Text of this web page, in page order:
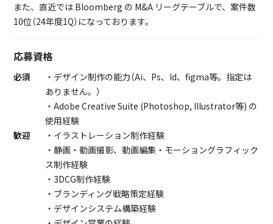
また、直近では Bloomberg の M&A リーグテーブルで、案件数
10位（24年度1Q）になっております。
応募資格
必須
・デザイン制作の能力（Ai、Ps、Id、figma等。指定は
ありません。）
・Adobe Creative Suite (Photoshop, Illustrator等) の
使用経験
歓迎
・イラストレーション制作経験
・静画・動画撮影、動画編集・モーショングラフィック
ス制作経験
・3DCG制作経験
・ブランディング戦略策定経験
・デザインシステム構築経験